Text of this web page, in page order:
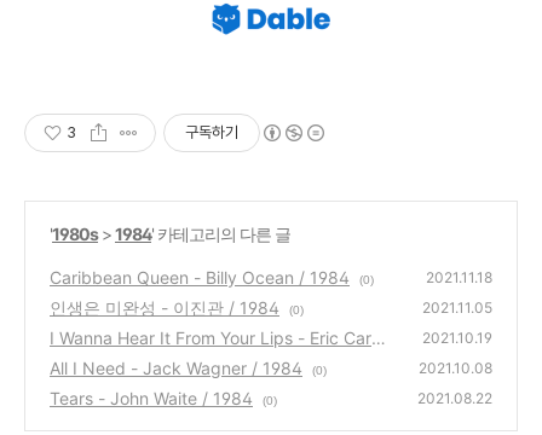
3 구독하기
'1980s>1984' 카테고리의 다른 글
Caribbean Queen - Billy Ocean / 1984 (0) 2021.11.18
인생은 미완성 - 이진관 / 1984 (0) 2021.11.05
I Wanna Hear It From Your Lips - Eric Carme
n / 1984
2021.10.19
All I Need - Jack Wagner / 1984 (0) 2021.10.08
Tears - John Waite / 1984 (0) 2021.08.22